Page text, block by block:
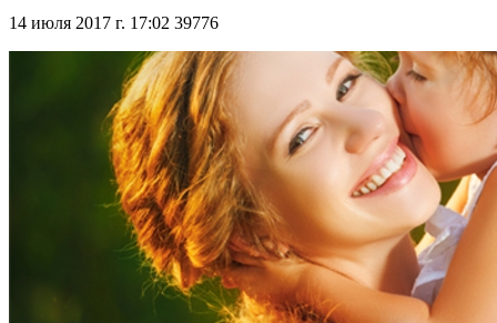
14 июля 2017 г. 17:02 39776